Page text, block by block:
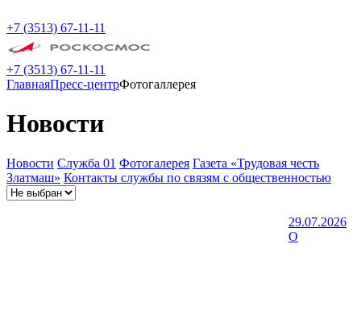
+7 (3513) 67-11-11
+7 (3513) 67-11-11
ГлавнаяПресс-центрФотогаллерея
Новости
Новости Служба 01 Фотогалерея Газета «Трудовая честь
Златмаш» Контакты службы по связям с общественностью
29.07.2026
О